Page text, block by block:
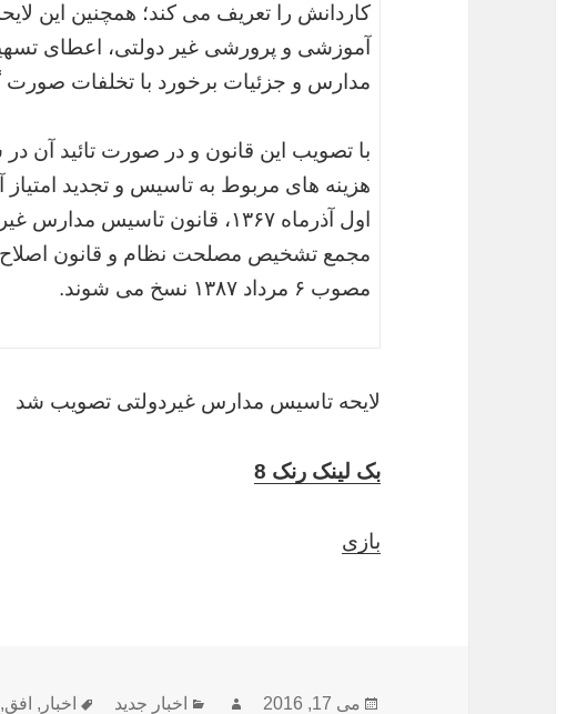
کاردانش را تعریف می کند؛ همچنین این
آموزشی و پرورشی غیر دولتی، اعطای
مدارس و جزئیات برخورد با تخلفات صورت
با تصویب این قانون و در صورت تائید آن در
هزینه های مربوط به تاسیس و تجدید
مجمع تشخیص مصلحت نظام و قانون
مصوب ۶ مرداد ۱۳۸۷ نسخ می شوند.
لایحه تاسیس مدارس غیردولتی تصویب شد
بک لینک رنک 8
بازی
ارسال
می 17, 2016 نویسندهدسته‌ها
اخبار جدید برچسب‌ها
اخبار , افق